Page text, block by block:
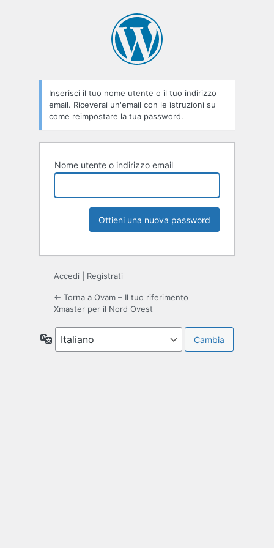
Inserisci il tuo nome utente o il tuo indirizzo
email. Riceverai un'email con le istruzioni su
come reimpostare la tua password.
Nome utente o indirizzo email
Accedi Registrati
← Torna a Ovam – Il tuo riferimento
Xmaster per il Nord Ovest
Lingua